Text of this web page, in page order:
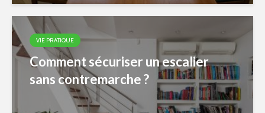
VIE PRATIQUE
Comment sécuriser un escalier
sans contremarche ?